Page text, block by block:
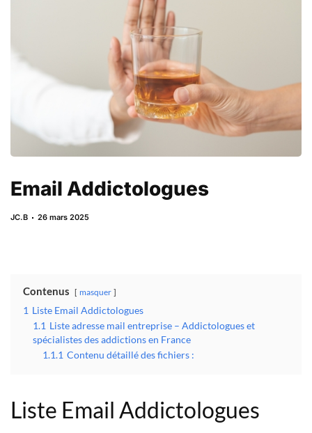
Email Addictologues
JC.B 26 mars 2025
Contenus masquer
1 Liste Email Addictologues
1.1 Liste adresse mail entreprise – Addictologues et
spécialistes des addictions en France
1.1.1 Contenu détaillé des fichiers :
Liste Email Addictologues